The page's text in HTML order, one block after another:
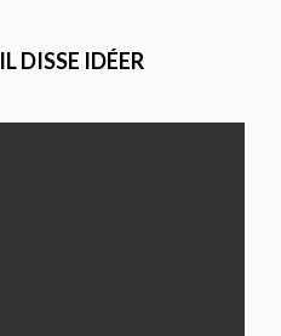
DISSE IDÉER